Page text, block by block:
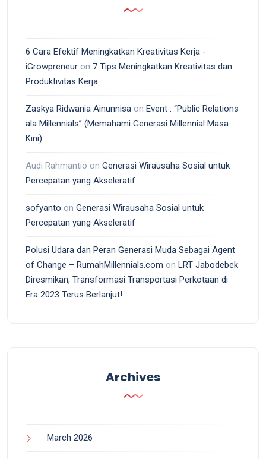
6 Cara Efektif Meningkatkan Kreativitas Kerja -
iGrowpreneur on 7 Tips Meningkatkan Kreativitas dan
Produktivitas Kerja
Zaskya Ridwania Ainunnisa on Event : “Public Relations
ala Millennials” (Memahami Generasi Millennial Masa
Kini)
Audi Rahmantio on Generasi Wirausaha Sosial untuk
Percepatan yang Akseleratif
sofyanto on Generasi Wirausaha Sosial untuk
Percepatan yang Akseleratif
Polusi Udara dan Peran Generasi Muda Sebagai Agent
of Change – RumahMillennials.com on LRT Jabodebek
Diresmikan, Transformasi Transportasi Perkotaan di
Era 2023 Terus Berlanjut!
Archives
March 2026